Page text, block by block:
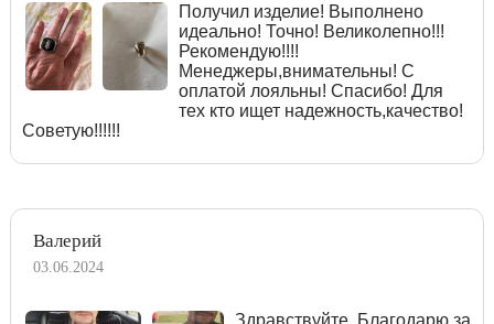
Получил изделие! Выполнено
идеально! Точно! Великолепно!!!
Рекомендую!!!!
Менеджеры,внимательны! С
оплатой лояльны! Спасибо! Для
тех кто ищет надежность,качество!
Советую!!!!!!
Валерий
03.06.2024
Здравствуйте. Благодарю за